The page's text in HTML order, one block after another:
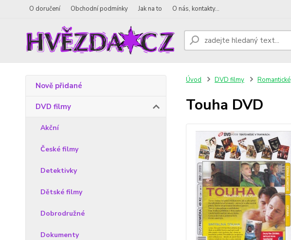
O doručení Obchodní podmínky Jak na to O nás, kontakty...
Nově přidané
DVD filmy
Akční
České filmy
Detektivky
Dětské filmy
Dobrodružné
Dokumenty
Úvod DVD filmy Romantické
Touha DVD